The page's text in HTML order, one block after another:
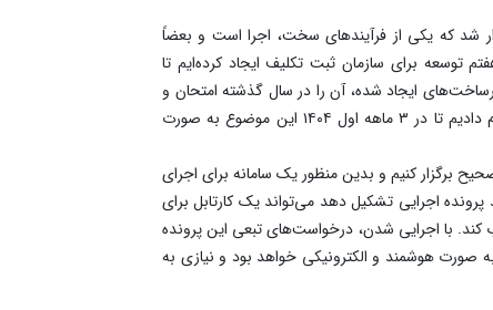
عنوان کرد: در ۱۱ ماهه سال گذشته تعداد ۱۱ هزار و ۵۷۳ مزایده در کشور برگزار شد که یکی از فرآیند‌های سخت، اجرا است و بعضاً
توسعه برای سازمان ثبت تکلیف ایجاد کرده‌ایم تا
ایجاد شده، آن را در سال گذشته امتحان و
نیاز‌های الکترونیکی و حقوقی را احصا کردیم و به تصویب کارگروه رساندیم و با وزارت صنعت معدن و تجارت تبادل ارتباطی لازم را انجام دادیم تا در ۳ ماهه اول ۱۴۰۴ این موضوع به صورت
برگزار کنیم و بدین منظور یک سامانه برای اجرای
اجرایی تشکیل دهد می‌تواند یک کارتابل برای
کند. با اجرایی شدن، درخواست‌های تبعی این پرونده
صورت هوشمند و الکترونیکی خواهد بود و نیازی به